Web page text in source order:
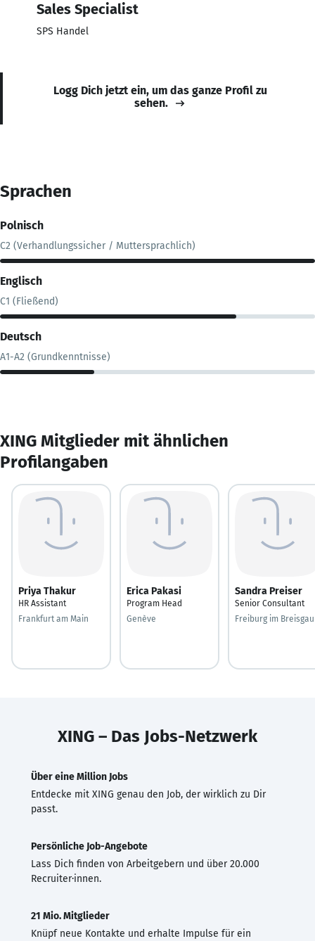
Sales Specialist
SPS Handel
Logg Dich jetzt ein, um das ganze Profil zu
sehen.
Sprachen
Polnisch
C2 (Verhandlungssicher / Muttersprachlich)
Englisch
C1 (Fließend)
Deutsch
A1-A2 (Grundkenntnisse)
XING Mitglieder mit ähnlichen
Profilangaben
Priya Thakur
HR Assistant
Frankfurt am Main
Erica Pakasi
Program Head
Genève
Sandra Preiser
Senior Consultant
Freiburg im Breisgau
XING – Das Jobs-Netzwerk
Über eine Million Jobs
Entdecke mit XING genau den Job, der wirklich zu Dir
passt.
Persönliche Job-Angebote
Lass Dich finden von Arbeitgebern und über 20.000
Recruiter·innen.
21 Mio. Mitglieder
Knüpf neue Kontakte und erhalte Impulse für ein